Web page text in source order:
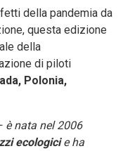
della pandemia da
questa edizione
della
di piloti
Polonia,
è nata nel 2006
ecologicie ha